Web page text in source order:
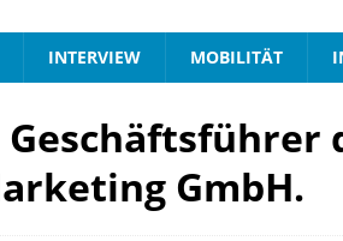
INTERVIEW MOBILITÄT
Geschäftsführer
GmbH.